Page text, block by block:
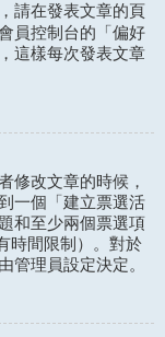
請在發表文章的頁
員控制台的「偏好
這樣每次發表文章
修改文章的時候，
一個「建立票選活
和至少兩個票選項
時間限制）。對於
管理員設定決定。